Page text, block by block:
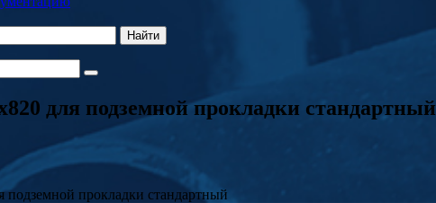
Найти
для подземной прокладки стандартный
прокладки стандартный